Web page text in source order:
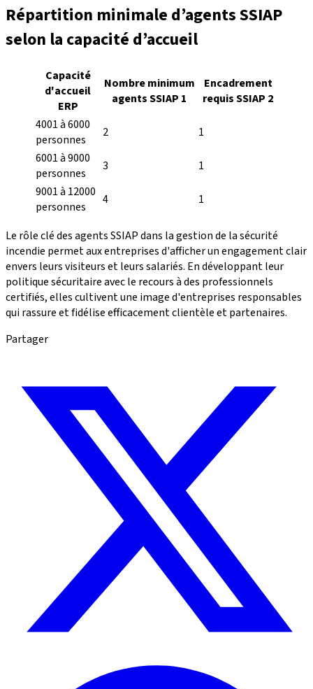
Répartition minimale d’agents SSIAP
selon la capacité d’accueil
Capacité
d'accueil
ERP
Nombre minimum
agents SSIAP 1
Encadrement
requis SSIAP 2
4001 à 6000
personnes
2
1
6001 à 9000
personnes
3
1
9001 à 12000
personnes
4 1
Le rôle clé des agents SSIAP dans la gestion de la sécurité
incendie permet aux entreprises d'afficher un engagement clair
envers leurs visiteurs et leurs salariés. En développant leur
politique sécuritaire avec le recours à des professionnels
certifiés, elles cultivent une image d'entreprises responsables
qui rassure et fidélise efficacement clientèle et partenaires.
Partager